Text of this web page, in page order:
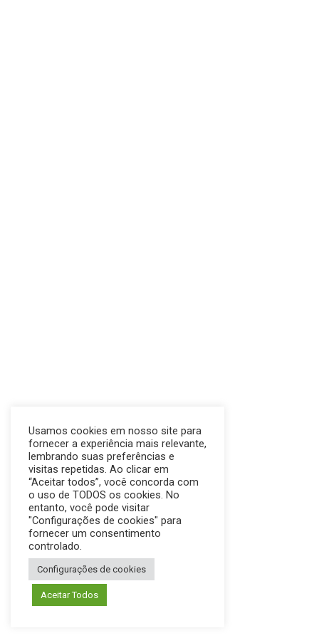
Usamos cookies em nosso site para
fornecer a experiência mais relevante,
lembrando suas preferências e
visitas repetidas. Ao clicar em
“Aceitar todos”, você concorda com
o uso de TODOS os cookies. No
entanto, você pode visitar
"Configurações de cookies" para
fornecer um consentimento
controlado.
Configurações de cookies
Aceitar Todos